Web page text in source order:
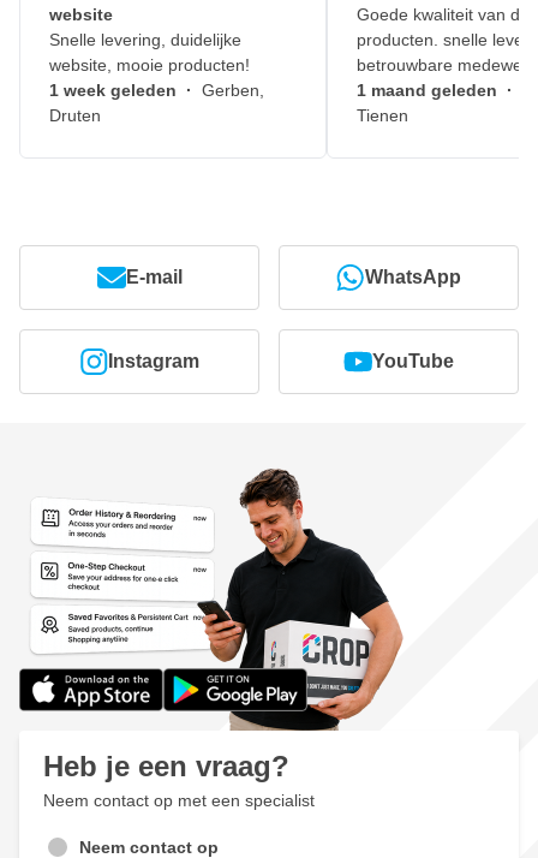
website
Snelle levering, duidelijke
website, mooie producten!
1 week geleden · Gerben,
Druten
Goede kwaliteit van de
producten. snelle
betrouwbare
1 maand geleden ·
Tienen
E-mail WhatsApp
Instagram YouTube
Heb je een vraag?
Neem contact op met een specialist
Neem contact op